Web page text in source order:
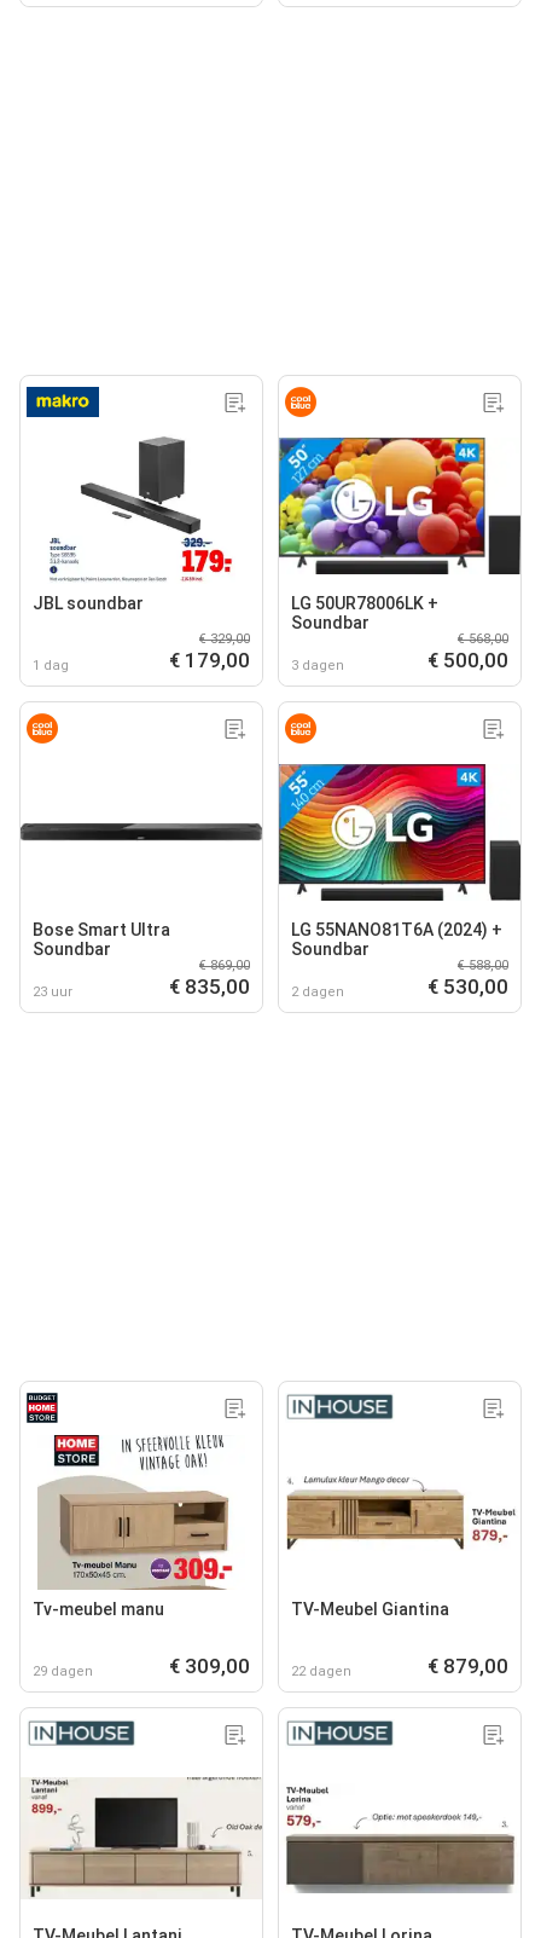
JBL soundbar
1 dag
€ 329,00
€ 179,00
LG 50UR78006LK +
Soundbar
3 dagen
€ 568,00
€ 500,00
Bose Smart Ultra
Soundbar
23 uur
€ 869,00
€ 835,00
LG 55NANO81T6A (2024) +
Soundbar
2 dagen
€ 588,00
€ 530,00
Tv-meubel manu
29 dagen € 309,00
TV-Meubel Giantina
22 dagen € 879,00